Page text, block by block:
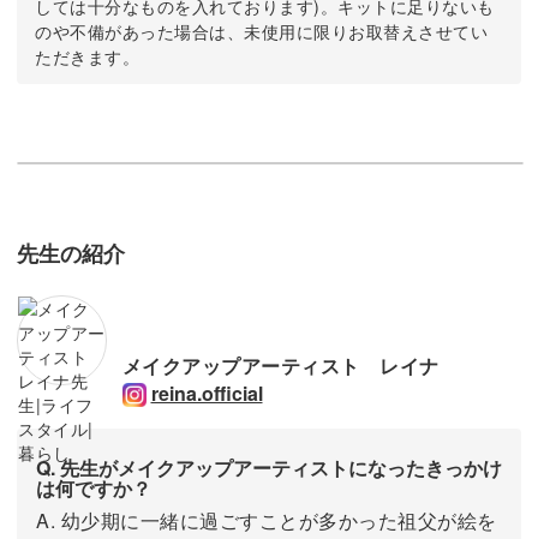
しては十分なものを入れております)。キットに足りないも
のや不備があった場合は、未使用に限りお取替えさせてい
ただきます。
先生の紹介
メイクアップアーティスト レイナ
reina.official
Q. 先生がメイクアップアーティストになったきっかけ
は何ですか？
A. 幼少期に一緒に過ごすことが多かった祖父が絵を